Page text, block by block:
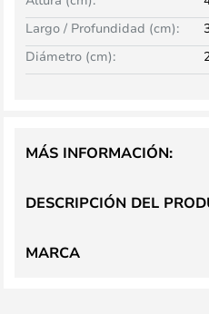
Largo / Profundidad (cm):
Diámetro (cm):
DESCRIPCIÓN DEL
MÁS INFORMACIÓN:
MARCA